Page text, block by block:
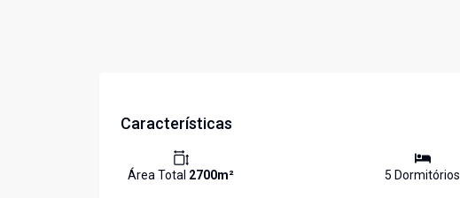
Características
Área Total 2700m² 5 Dormitórios